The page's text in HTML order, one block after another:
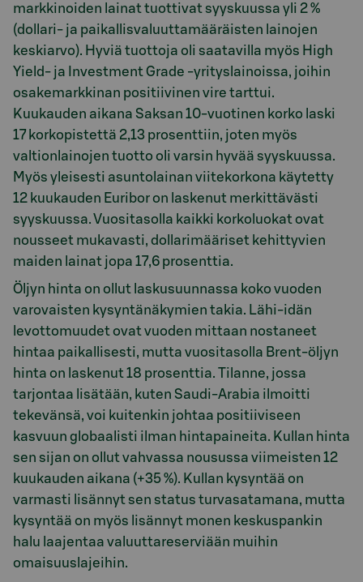
markkinoiden lainat tuottivat syyskuussa yli 2 %
(dollari- ja paikallisvaluuttamääräisten lainojen
keskiarvo). Hyviä tuottoja oli saatavilla myös High
Yield- ja Investment Grade -yrityslainoissa, joihin
osakemarkkinan positiivinen vire tarttui.
Kuukauden aikana Saksan 10-vuotinen korko laski
17 korkopistettä 2,13 prosenttiin, joten myös
valtionlainojen tuotto oli varsin hyvää syyskuussa.
Myös yleisesti asuntolainan viitekorkona käytetty
12 kuukauden Euribor on laskenut merkittävästi
syyskuussa. Vuositasolla kaikki korkoluokat ovat
nousseet mukavasti, dollarimääriset kehittyvien
maiden lainat jopa 17,6 prosenttia.
Öljyn hinta on ollut laskusuunnassa koko vuoden
varovaisten kysyntänäkymien takia. Lähi-idän
levottomuudet ovat vuoden mittaan nostaneet
hintaa paikallisesti, mutta vuositasolla Brent-öljyn
hinta on laskenut 18 prosenttia. Tilanne, jossa
tarjontaa lisätään, kuten Saudi-Arabia ilmoitti
tekevänsä, voi kuitenkin johtaa positiiviseen
kasvuun globaalisti ilman hintapaineita. Kullan hinta
sen sijan on ollut vahvassa nousussa viimeisten 12
kuukauden aikana (+35 %). Kullan kysyntää on
varmasti lisännyt sen status turvasatamana, mutta
kysyntää on myös lisännyt monen keskuspankin
halu laajentaa valuuttareserviään muihin
omaisuuslajeihin.